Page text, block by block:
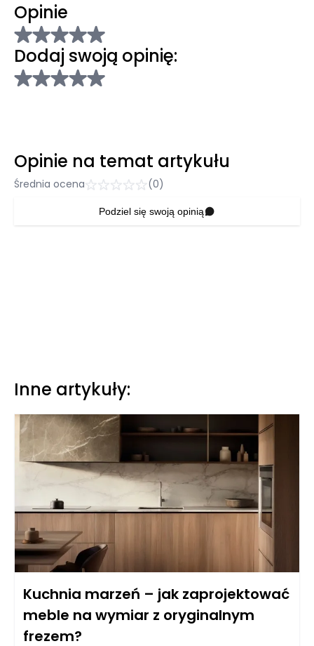
Opinie
Dodaj swoją opinię:
Opinie na temat artykułu
Średnia ocena (0)
Podziel się swoją opinią
Inne artykuły:
Kuchnia marzeń – jak zaprojektować
meble na wymiar z oryginalnym
frezem?